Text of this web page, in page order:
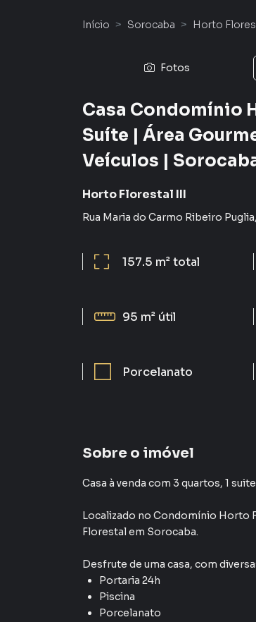
Início Sorocaba Horto
Fotos
Casa Condomínio
Suíte | Área
Veículos |
Horto Florestal III
Rua Maria do Carmo Ribeiro Puglia,
157.5 m²total
95 m² útil
Porcelanato
Sobre o imóvel
Casa à venda com 3 quartos, 1
Localizado no Condomínio Horto
Florestalem Sorocaba.
Desfrute de uma casa, com
Portaria 24h
Piscina
Porcelanato